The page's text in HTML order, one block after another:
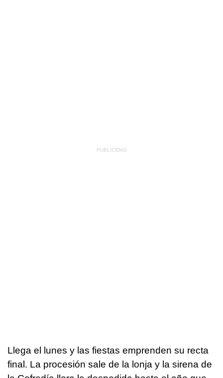
Llega el lunes y las fiestas emprenden su recta
final. La procesión sale de la lonja y la sirena de